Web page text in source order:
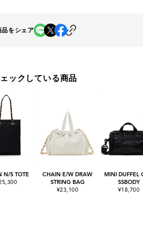
品をシェア
ックしている商品
N/S TOTE
CHAIN E/W DRAW
STRING BAG
¥23,100
MINI DUFFEL
SSBODY
¥18,700